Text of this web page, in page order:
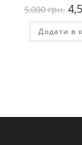
5,000грн.
Додати в